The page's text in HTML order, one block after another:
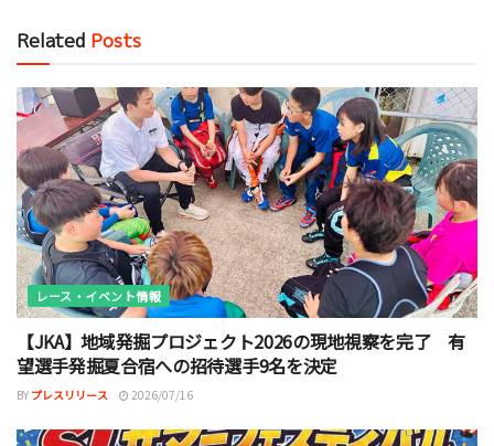
Related Posts
レース・イベント情報
【JKA】地域発掘プロジェクト2026の現地視察を完了 有
望選手発掘夏合宿への招待選手9名を決定
BY プレスリリース 2026/07/16